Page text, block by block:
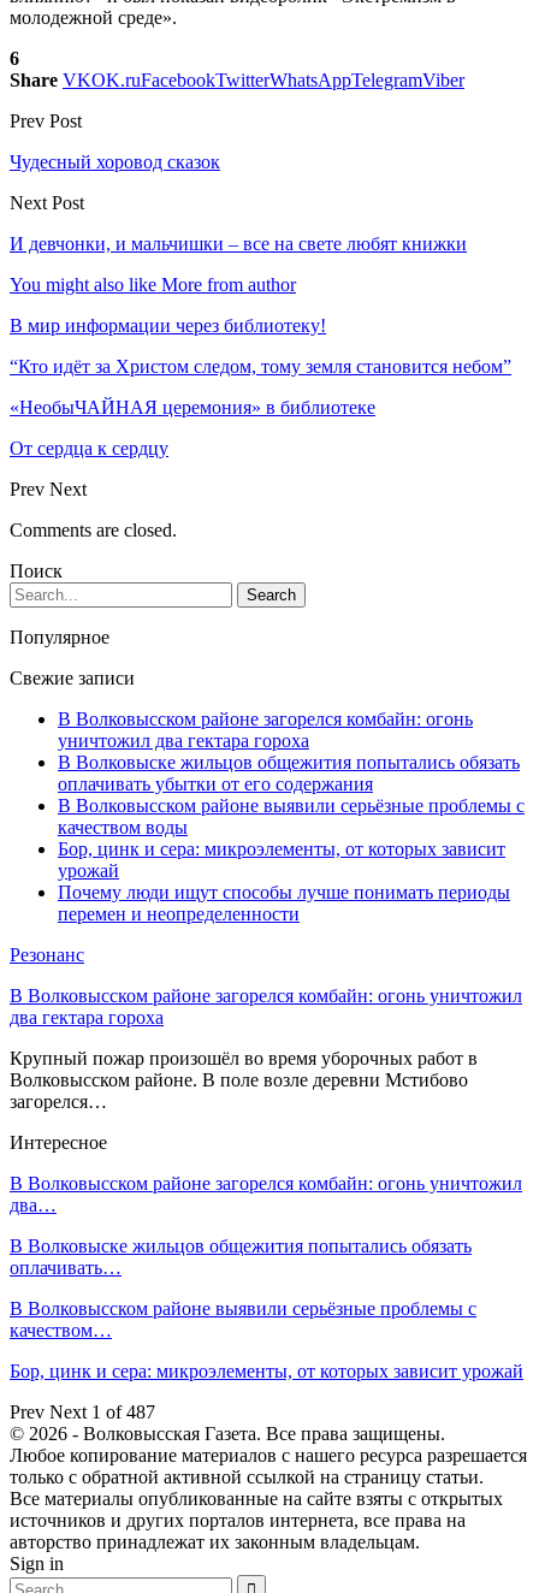
молодежной среде».
6
Share VKOK.ruFacebookTwitterWhatsAppTelegramViber
Prev Post
Чудесный хоровод сказок
Next Post
И девчонки, и мальчишки – все на свете любят книжки
You might also like More from author
В мир информации через библиотеку!
“Кто идёт за Христом следом, тому земля становится небом”
«НеобыЧАЙНАЯ церемония» в библиотеке
От сердца к сердцу
Prev Next
Comments are closed.
Поиск
Популярное
Свежие записи
В Волковысском районе загорелся комбайн: огонь
уничтожил два гектара гороха
В Волковыске жильцов общежития попытались обязать
оплачивать убытки от его содержания
В Волковысском районе выявили серьёзные проблемы с
качеством воды
Бор, цинк и сера: микроэлементы, от которых зависит
урожай
Почему люди ищут способы лучше понимать периоды
перемен и неопределенности
Резонанс
В Волковысском районе загорелся комбайн: огонь уничтожил
два гектара гороха
Крупный пожар произошёл во время уборочных работ в
Волковысском районе. В поле возле деревни Мстибово
загорелся…
Интересное
В Волковысском районе загорелся комбайн: огонь уничтожил
два…
В Волковыске жильцов общежития попытались обязать
оплачивать…
В Волковысском районе выявили серьёзные проблемы с
качеством…
Бор, цинк и сера: микроэлементы, от которых зависит урожай
Prev Next 1 of 487
© 2026 - Волковысская Газета. Все права защищены.
Любое копирование материалов с нашего ресурса разрешается
только с обратной активной ссылкой на страницу статьи.
Все материалы опубликованные на сайте взяты с открытых
источников и других порталов интернета, все права на
авторство принадлежат их законным владельцам.
Sign in